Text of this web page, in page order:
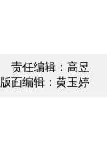
责任编辑：高昱
版面编辑：黄玉婷